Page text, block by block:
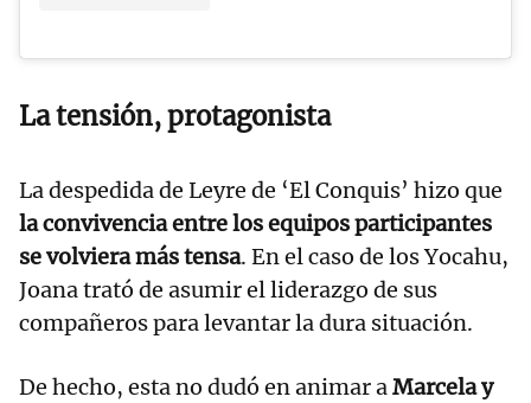
La tensión, protagonista
La despedida de Leyre de ‘El Conquis’ hizo que
la convivencia entre los equipos participantes
se volviera más tensa. En el caso de los Yocahu,
Joana trató de asumir el liderazgo de sus
compañeros para levantar la dura situación.
De hecho, esta no dudó en animar aMarcela y